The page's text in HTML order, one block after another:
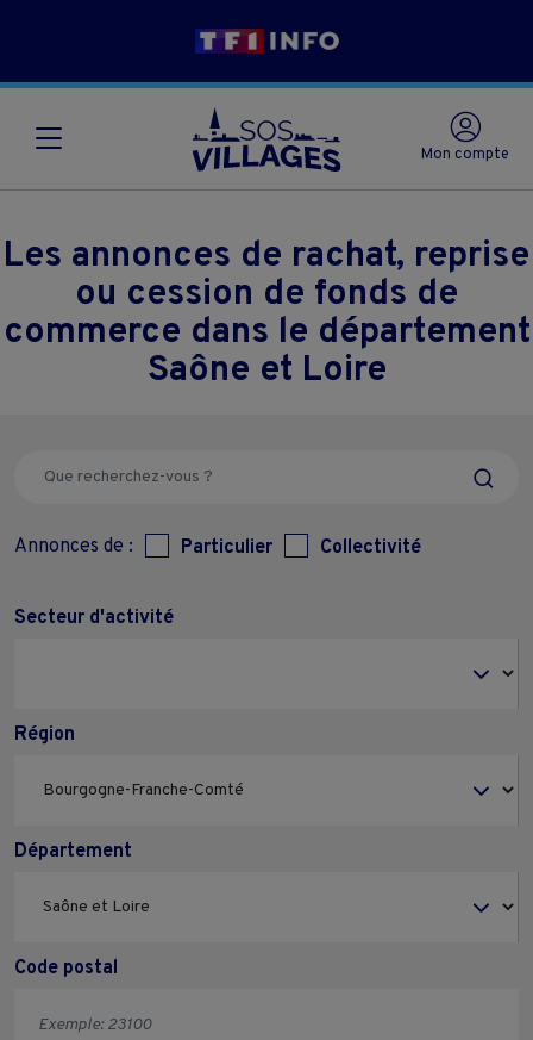
Mon compte
Les annonces de rachat, reprise
ou cession de fonds de
commerce dans le département
Saône et Loire
Annonces de : Particulier Collectivité
Secteur d'activité
Région
Département
Code postal